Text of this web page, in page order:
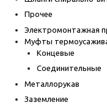
Прочее
Электромонтажная
Муфты
Концевые
Соединительные
Металлорукав
Заземление